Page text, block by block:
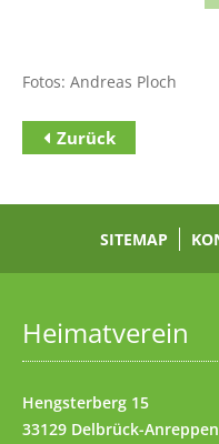
Fotos: Andreas Ploch
Zurück
Zur Hauptnavigation
Zur Unternavigation
Startseite(Access key 1)
Impressum(Access key 8)
Kontakt(Access key 9)
SITEMAP
Heimatverein
Hengsterberg 15
33129 Delbrück-Anreppen